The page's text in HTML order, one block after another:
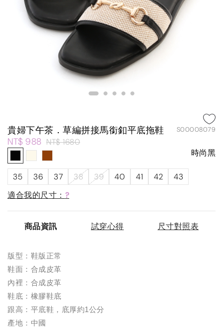
貴婦下午茶．草編拼接馬銜釦平底拖鞋 S00008079
NT$ 988 NT$ 1680
時尚黑
35 36 37 38 39 40 41 42
43
適合我的尺寸： ?
商品資訊 試穿心得 尺寸對照表
版型：鞋版正常
鞋面：合成皮革
內裡：合成皮革
鞋底：橡膠鞋底
跟高：平底鞋，底厚約1公分
產地：中國